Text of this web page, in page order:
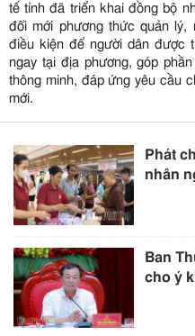
tế tỉnh đã triển khai đồng bộ
đổi mới phương thức quản lý,
điều kiện để người dân được
ngay tại địa phương, góp
thông minh, đáp ứng yêu cầu
mới.
Phát
nhân
Ban
cho ý